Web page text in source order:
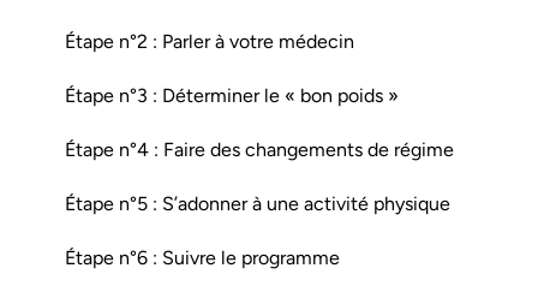
Étape n°2 : Parler à votre médecin
Étape n°3 : Déterminer le « bon poids »
Étape n°4 : Faire des changements de régime
Étape n°5 : S’adonner à une activité physique
Étape n°6 : Suivre le programme